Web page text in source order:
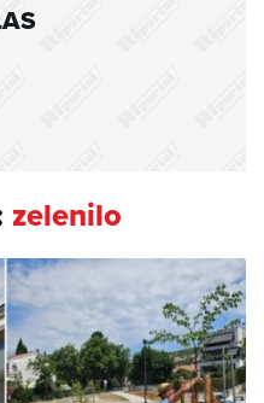
zelenilo